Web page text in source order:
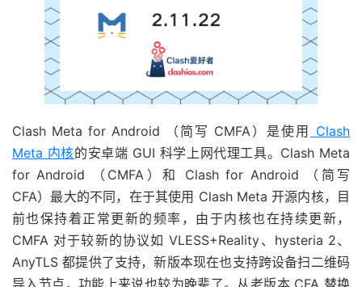
Clash Meta for Android （简写 CMFA）是使用
Clash
Meta 内核的安卓端 GUI 科学上网代理工具。Clash Meta
for Android （CMFA）和 Clash for Android （简写
CFA）最大的不同，在于其使用 Clash Meta 开源内核，目
前也保持着正常更新的频率，由于内核也在持续更新，
CMFA 对于较新的协议如 VLESS+Reality、hysteria 2、
AnyTLS 都提供了支持，新版本现在也支持跨设备扫二维码